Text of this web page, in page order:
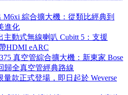
M6xi 綜合擴大機：從類比經典到
進化
主動式無線喇叭 Cubitt 5：支援
HDMI eARC
真空管綜合擴大機：新東家 Bose
歸全真空管經典路線
款正式登場，即日起於 Weverse